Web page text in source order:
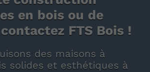
en bois ou de
FTS Bois !
des maisons à
solides et esthétiques à